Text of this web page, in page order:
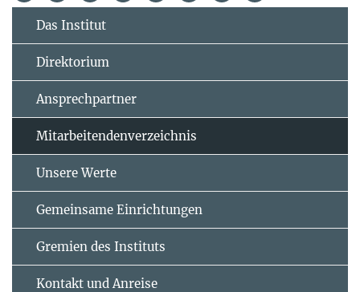
Das Institut
Direktorium
Ansprechpartner
Mitarbeitendenverzeichnis
Unsere Werte
Gemeinsame Einrichtungen
Gremien des Instituts
Kontakt und Anreise